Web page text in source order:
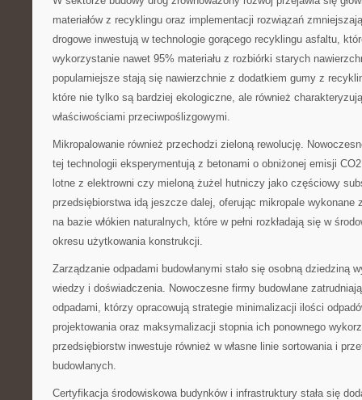
materiałów z recyklingu oraz implementacji rozwiązań
drogowe inwestują w technologie gorącego recyklingu asfaltu,
wykorzystanie nawet 95% materiału z rozbiórki starych
popularniejsze stają się nawierzchnie z dodatkiem gumy z
które nie tylko są bardziej ekologiczne, ale również
właściwościami przeciwpoślizgowymi.
Mikropalowanie również przechodzi zieloną rewolucję.
tej technologii eksperymentują z betonami o obniżonej emisji
lotne z elektrowni czy mieloną żużel hutniczy jako częściowy
przedsiębiorstwa idą jeszcze dalej, oferując mikropale wykonane
na bazie włókien naturalnych, które w pełni rozkładają się w
okresu użytkowania konstrukcji.
Zarządzanie odpadami budowlanymi stało się osobną dziedziną
wiedzy i doświadczenia. Nowoczesne firmy budowlane
odpadami, którzy opracowują strategie minimalizacji ilości
projektowania oraz maksymalizacji stopnia ich ponownego
przedsiębiorstw inwestuje również w własne linie sortowania i
budowlanych.
Certyfikacja środowiskowa budynków i infrastruktury stała się